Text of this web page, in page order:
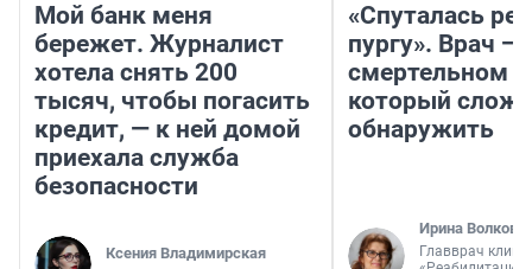
Мой банк меня
бережет. Журналист
хотела снять 200
тысяч, чтобы погасить
кредит, — к ней домой
приехала служба
безопасности
Ксения Владимирская
«Спуталась
пургу». Врач —
смертельном
который
обнаружить
Ирина Волкова
Главврач